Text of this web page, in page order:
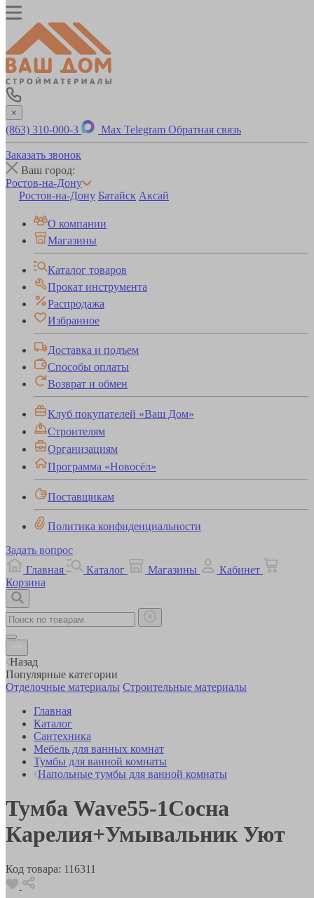
×
(863) 310-000-3 Max Telegram Обратная связь
Заказать звонок
Ваш город:
Ростов-на-Дону
Ростов-на-Дону Батайск Аксай
О компании
Магазины
Каталог товаров
Прокат инструмента
Распродажа
Избранное
Доставка и подъем
Способы оплаты
Возврат и обмен
Клуб покупателей «Ваш Дом»
Строителям
Организациям
Программа «Новосёл»
Поставщикам
Политика конфиденциальности
Задать вопрос
Главная
Каталог Магазины
Кабинет
Корзина
Назад
Популярные категории
Отделочные материалы Строительные материалы
Главная
Каталог
Сантехника
Мебель для ванных комнат
Тумбы для ванной комнаты
Напольные тумбы для ванной комнаты
Тумба Wave55-1Сосна
Карелия+Умывальник Уют
Код товара: 116311